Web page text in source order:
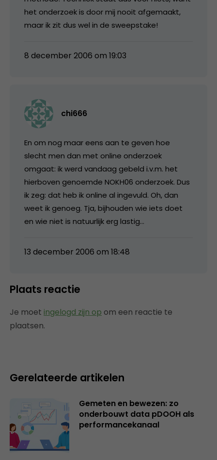
het onderzoek is door mij nooit afgemaakt,
maar ik zit dus wel in de sweepstake!
8 december 2006 om 19:03
chi666
En om nog maar eens aan te geven hoe
slecht men dan met online onderzoek
omgaat: ik werd vandaag gebeld i.v.m. het
hierboven genoemde NOKH06 onderzoek. Dus
ik zeg: dat heb ik online al ingevuld. Oh, dan
weet ik genoeg. Tja, bijhouden wie iets doet
en wie niet is natuurlijk erg lastig…
13 december 2006 om 18:48
Plaats reactie
Je moet ingelogd zijn op om een reactie te
plaatsen.
Gerelateerde artikelen
Gemeten en bewezen: zo
onderbouwt data pDOOH als
performancekanaal